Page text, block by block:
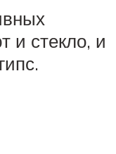
и стекло, и